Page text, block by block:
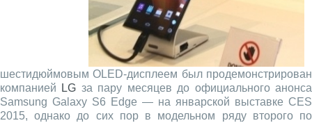
шестидюймовым OLED-дисплеем был продемонстрирован
компанией
LG за пару месяцев до официального анонса
Samsung Galaxy S6 Edge — на январской выставке CES
2015, однако до сих пор в модельном ряду второго по